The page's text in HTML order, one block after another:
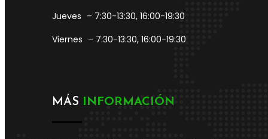
Jueves – 7:30-13:30, 16:00-19:30
Viernes – 7:30-13:30, 16:00-19:30
MÁS INFORMACIÓN